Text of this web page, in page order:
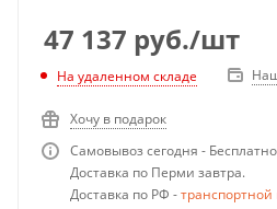
47 137 руб./шт
На удаленном складе
Хочу в подарок
Самовывоз сегодня -
Доставка по Перми завтра.
Доставка по РФ -